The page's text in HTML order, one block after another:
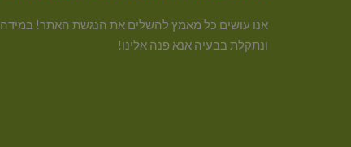
אנו עושים כל מאמץ להשלים את הנגשת האתר! במידה
ונתקלת בבעיה אנא פנה אלינו!